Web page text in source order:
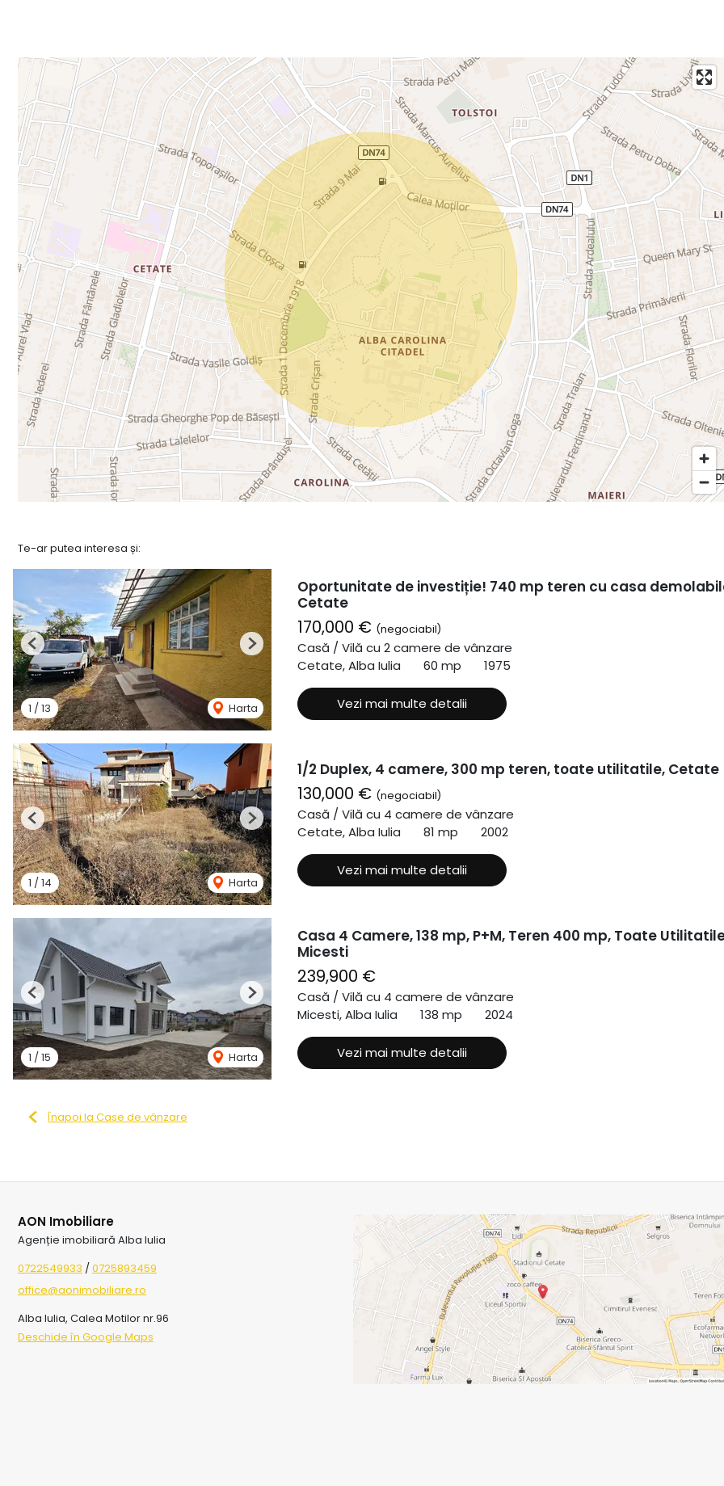
Te-ar putea interesa și:
1 /13 Harta
Previous Next
Oportunitate de investiție! 740 mp teren cu casa
Cetate
170,000 € (negociabil)
Casă / Vilă cu 2 camere de vânzare
Cetate, Alba Iulia
60 mp 1975
Vezi mai multe detalii
1 /14 Harta
Previous Next
1/2 Duplex, 4 camere, 300 mp teren, toate utilitatile, Cetate
130,000 € (negociabil)
Casă / Vilă cu 4 camere de vânzare
Cetate, Alba Iulia
81 mp 2002
Vezi mai multe detalii
1 /15 Harta
Previous Next
Casa 4 Camere, 138 mp, P+M, Teren 400 mp, Toate
Micesti
239,900 €
Casă / Vilă cu 4 camere de vânzare
Micesti, Alba Iulia
138 mp 2024
Vezi mai multe detalii
Înapoi la Case de vânzare
AON Imobiliare
Agenție imobiliară Alba Iulia
0722549933 /0725893459
office@aonimobiliare.ro
Alba Iulia, Calea Motilor nr.96
Deschide în Google Maps